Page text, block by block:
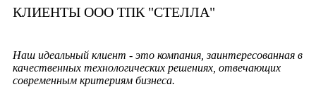
КЛИЕНТЫ ООО ТПК "СТЕЛЛА"
Наш идеальный клиент - это компания, заинтересованная в
качественных технологических решениях, отвечающих
современным критериям бизнеса.